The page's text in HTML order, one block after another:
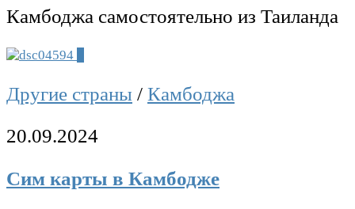
Камбоджа самостоятельно из Таиланда
Другие страны / Камбоджа
20.09.2024
Сим карты в Камбодже